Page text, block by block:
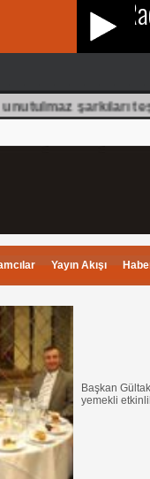
Yayın Akışı
Başkan
yemekli